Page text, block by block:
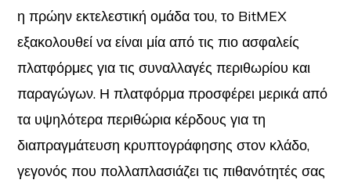
η πρώην εκτελεστική ομάδα του, το BitMEX
εξακολουθεί να είναι μία από τις πιο ασφαλείς
πλατφόρμες για τις συναλλαγές περιθωρίου και
παραγώγων. Η πλατφόρμα προσφέρει μερικά από
τα υψηλότερα περιθώρια κέρδους για τη
διαπραγμάτευση κρυπτογράφησης στον κλάδο,
γεγονός που πολλαπλασιάζει τις πιθανότητές σας